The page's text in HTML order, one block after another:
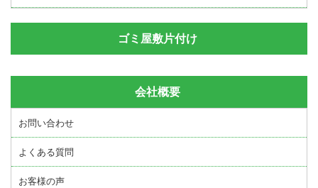
ゴミ屋敷片付け
会社概要
お問い合わせ
よくある質問
お客様の声